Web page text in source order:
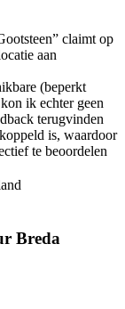
claimt op
aan
(beperkt
ik echter geen
terugvinden
is, waardoor
te beoordelen
Breda